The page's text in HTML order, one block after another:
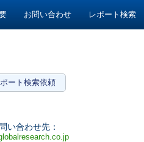
お問い合わせ レポート検索
ート検索依頼
い合わせ先：